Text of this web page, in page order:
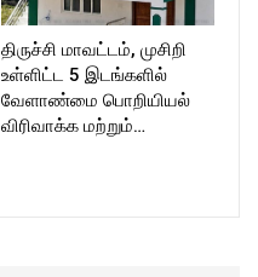
திருச்சி மாவட்டம், முசிறி
உள்ளிட்ட 5 இடங்களில்
வேளாண்மை பொறியியல்
விரிவாக்க மற்றும்…